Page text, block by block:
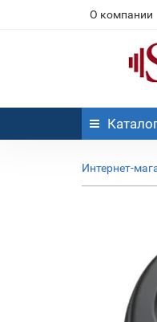
О компании
Интернет-